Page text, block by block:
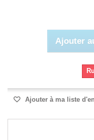
Ajouter
Ajouter à ma liste